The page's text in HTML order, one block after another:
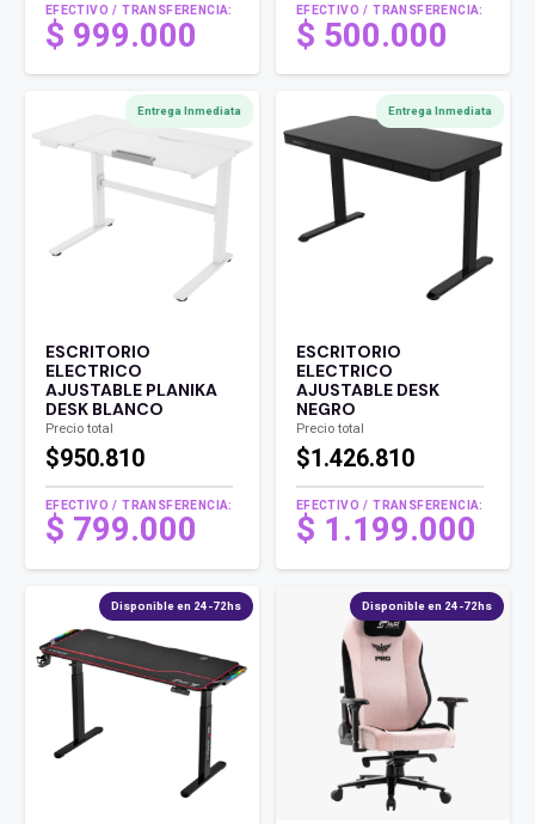
EFECTIVO / TRANSFERENCIA:
$ 999.000
EFECTIVO / TRANSFERENCIA:
$ 500.000
Entrega Inmediata
ESCRITORIO
ELECTRICO
AJUSTABLE PLANIKA
DESK BLANCO
Precio total
$950.810
EFECTIVO / TRANSFERENCIA:
$ 799.000
Entrega Inmediata
ESCRITORIO
ELECTRICO
AJUSTABLE DESK
NEGRO
Precio total
$1.426.810
EFECTIVO / TRANSFERENCIA:
$ 1.199.000
Disponible en 24-72hs Disponible en 24-72hs